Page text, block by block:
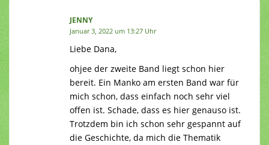
JENNY
Januar 3, 2022 um 13:27 Uhr
Liebe Dana,
ohjee der zweite Band liegt schon hier
bereit. Ein Manko am ersten Band war für
mich schon, dass einfach noch sehr viel
offen ist. Schade, dass es hier genauso ist.
Trotzdem bin ich schon sehr gespannt auf
die Geschichte, da mich die Thematik